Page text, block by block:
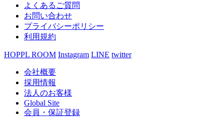
よくあるご質問
お問い合わせ
プライバシーポリシー
利用規約
HOPPL ROOM Instagram LINE twitter
会社概要
採用情報
法人のお客様
Global Site
会員・保証登録